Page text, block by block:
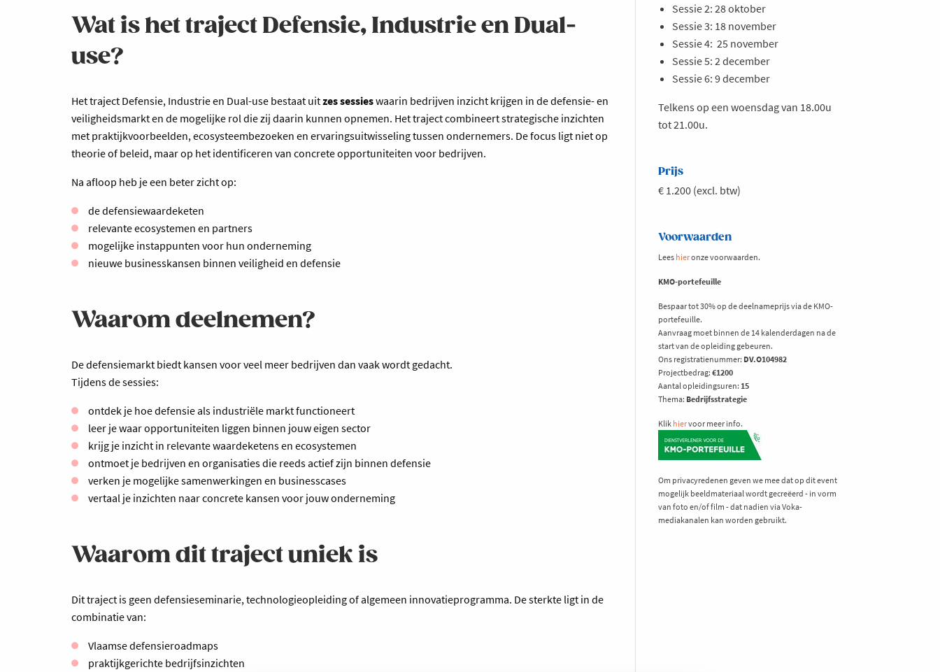
Wat is het traject Defensie, Industrie en Dual-
use?
Het traject Defensie, Industrie en Dual-use bestaat uitzes sessieswaarin bedrijven inzicht krijgen in de defensie- en
veiligheidsmarkt en de mogelijke rol die zij daarin kunnen opnemen. Het traject combineert strategische inzichten
met praktijkvoorbeelden, ecosysteembezoeken en ervaringsuitwisseling tussen ondernemers. De focus ligt niet op
theorie of beleid, maar op het identificeren van concrete opportuniteiten voor bedrijven.
Na afloop heb je een beter zicht op:
de defensiewaardeketen
relevante ecosystemen en partners
mogelijke instappunten voor hun onderneming
nieuwe businesskansen binnen veiligheid en defensie
Waarom deelnemen?
De defensiemarkt biedt kansen voor veel meer bedrijven dan vaak wordt gedacht.
Tijdens de sessies:
ontdek je hoe defensie als industriële markt functioneert
leer je waar opportuniteiten liggen binnen jouw eigen sector
krijg je inzicht in relevante waardeketens en ecosystemen
ontmoet je bedrijven en organisaties die reeds actief zijn binnen defensie
verken je mogelijke samenwerkingen en businesscases
vertaal je inzichten naar concrete kansen voor jouw onderneming
Waarom dit traject uniek is
Dit traject is geen defensieseminarie, technologieopleiding of algemeen innovatieprogramma. De sterkte ligt in de
combinatie van:
Vlaamse defensieroadmaps
praktijkgerichte bedrijfsinzichten
Sessie 2: 28 oktober
Sessie 3: 18 november
Sessie 4: 25 november
Sessie 5: 2 december
Sessie 6: 9 december
Telkens op een woensdag van 18.00u
tot 21.00u.
Prijs
€ 1.200 (excl. btw)
Voorwaarden
Lees hieronze voorwaarden.
KMO-portefeuille
Bespaar tot 30% op de deelnameprijs via de KMO-
portefeuille.
Aanvraag moet binnen de 14 kalenderdagen na de
start van de opleiding gebeuren.
Ons registratienummer: DV.O104982
Projectbedrag: €1200
Aantal opleidingsuren: 15
Thema: Bedrijfsstrategie
Klik hiervoor meer info.
Om privacyredenen geven we mee dat op dit event
mogelijk beeldmateriaal wordt gecreëerd - in vorm
van foto en/of film - dat nadien via Voka-
mediakanalen kan worden gebruikt.